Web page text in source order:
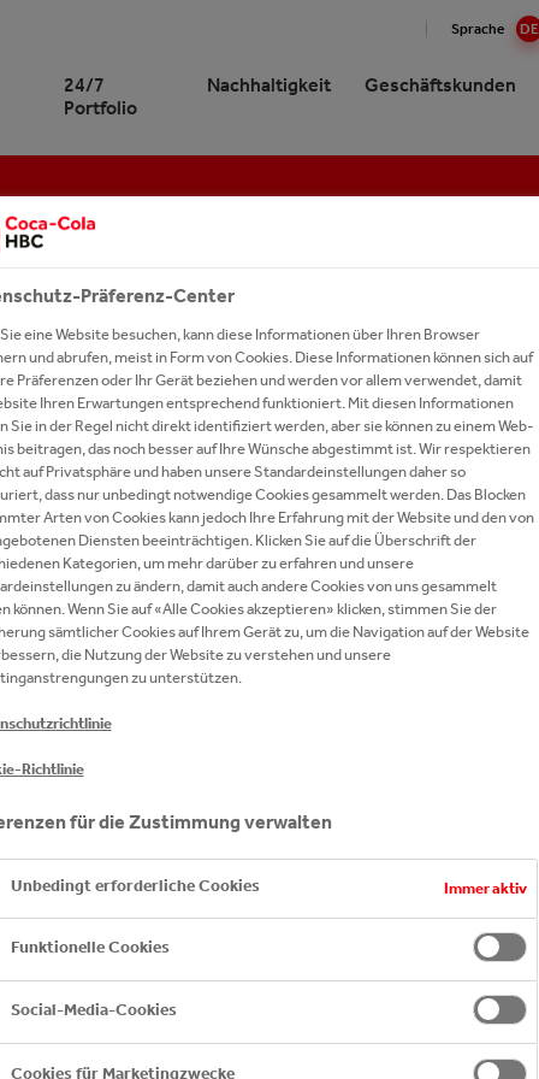
Sprache DE
24/7
Portfolio
Nachhaltigkeit Geschäftskunden
Cola HBC Schweiz auf einen
Wasserwelt
Cola in der Schweiz
& Partnerschaften
mit Kohlensäure
ohne Kohlensäure
Drink
Spirits
A-Z
im Überblick
Nachhaltigkeitsplattform
und Gesellschaft
und Wohlbefinden
und Recycling
und Klima
mit Wasser
für Unternehmen
und Hotellerie
SERVICE
und Stories
bei uns arbeiten?
Talents
& Karriere
und Bewerben
7132 Hotels eine Wärmetauscher- /
aus der St. Petersquelle wird neu zur Beheizung
können sowohl VALSER als auch
eine Temperatur von ca. 30° C, wenn es aus dem
abzufüllen, gilt: Je niedriger die Abfülltemperatur,
werden. Für die Badegäste der Valser Therme
C beibehalten.
Präferenz-Center
eine Website besuchen, kann diese Informationen über Ihren Browser
und abrufen, meist in Form von Cookies. Diese Informationen können sich auf
Präferenzen oder Ihr Gerät beziehen und werden vor allem verwendet, damit
Ihren Erwartungen entsprechend funktioniert. Mit diesen Informationen
Sie in der Regel nicht direkt identifiziert werden, aber sie können zu einem Web-
beitragen, das noch besser auf Ihre Wünsche abgestimmt ist. Wir respektieren
auf Privatsphäre und haben unsere Standardeinstellungen daher so
dass nur unbedingt notwendige Cookies gesammelt werden. Das Blocken
Arten von Cookies kann jedoch Ihre Erfahrung mit der Website und den von
Diensten beeinträchtigen. Klicken Sie auf die Überschrift der
Kategorien, um mehr darüber zu erfahren und unsere
zu ändern, damit auch andere Cookies von uns gesammelt
können. Wenn Sie auf «Alle Cookies akzeptieren» klicken, stimmen Sie der
sämtlicher Cookies auf Ihrem Gerät zu, um die Navigation auf der Website
die Nutzung der Website zu verstehen und unsere
zu unterstützen.
Richtlinie
für die Zustimmung verwalten
Unbedingt erforderliche Cookies Immer aktiv
Funktionelle Cookies
Social-Media-Cookies
Cookies für Marketingzwecke